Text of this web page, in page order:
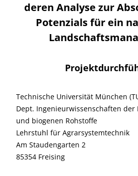
deren Analyse zur
Potenzials für ein
Technische Universität München
Dept. Ingenieurwissenschaften der
und biogenen Rohstoffe
Lehrstuhl für Agrarsystemtechnik
Am Staudengarten 2
85354 Freising